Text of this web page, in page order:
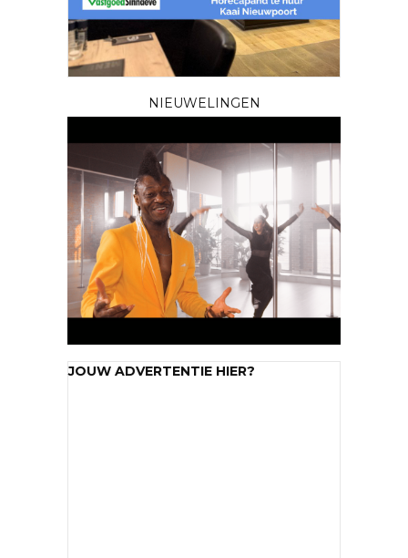
NIEUWELINGEN
JOUW ADVERTENTIE HIER?